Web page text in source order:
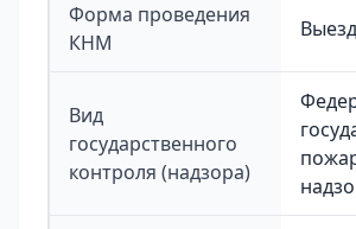
Форма проведения
КНМ
Вид
государственного
контроля (надзора)